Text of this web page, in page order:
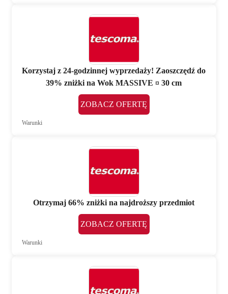
Korzystaj z 24-godzinnej wyprzedaży! Zaoszczędź do
39% zniżki na Wok MASSIVE ¤ 30 cm
ZOBACZ OFERTĘ
Warunki
Otrzymaj 66% zniżki na najdroższy przedmiot
ZOBACZ OFERTĘ
Warunki